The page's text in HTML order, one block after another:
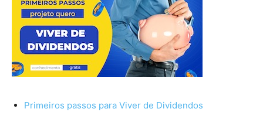
Primeiros passos para Viver de Dividendos